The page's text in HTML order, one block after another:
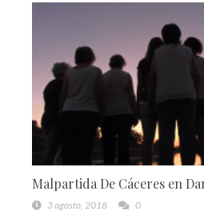
Malpartida De Cáceres en
3 agosto, 2018 0